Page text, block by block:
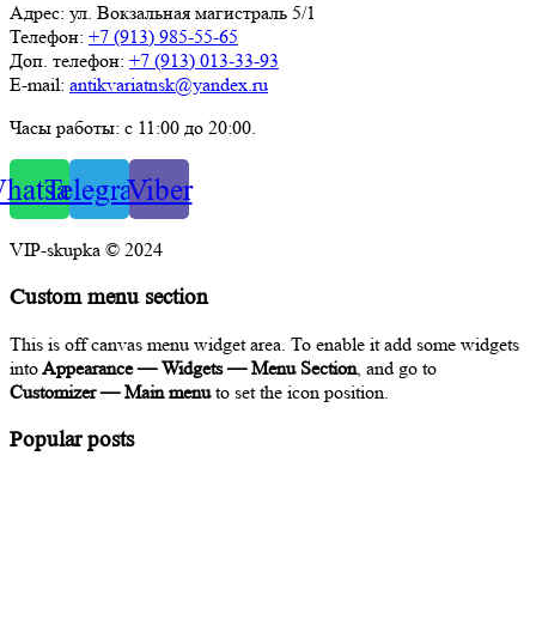
Адрес: ул. Вокзальная магистраль 5/1
Телефон: +7 (913) 985-55-65
Доп. телефон: +7 (913) 013-33-93
E-mail: antikvariatnsk@yandex.ru
Часы работы: с 11:00 до 20:00.
TelegramViber
VIP-skupka © 2024
Custom menu section
This is off canvas menu widget area. To enable it add some widgets
intoAppearance — Widgets — Menu Section, and go to
Customizer — Main menuto set the icon position.
Popular posts